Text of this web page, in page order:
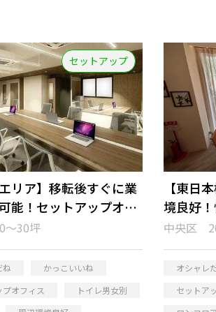
セットアップ
エリア】移転後すぐに業
能！セットアップオフ
30坪
ね
かっこいいね
オフィス
トイレ男女別
【東日
境良好
トアップ
中央区
オシャレ
セットア